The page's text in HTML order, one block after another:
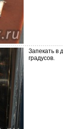
Запекать в
градусов.